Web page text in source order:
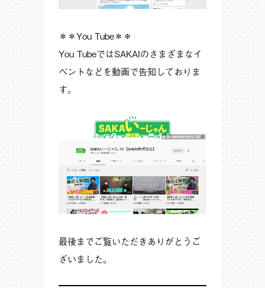
＊＊You Tube＊＊
You TubeではSAKAIのさまざまなイ
ベントなどを動画で告知しておりま
す。
最後までご覧いただきありがとうご
ざいました。